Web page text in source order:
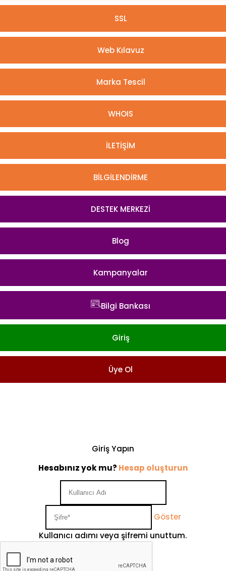
SSL
Web Kılavuz
Marka Tescil
WHOIS
İLETİŞİM
BİLGİLENDİRME
DESTEK MERKEZİ
Blog
Kampanyalar
Bilgi Bankası
Giriş
Üye Ol
Giriş Yapın
Hesabınız yok mu? Hesap oluşturun
Göster
Kullanıcı adımı veya şifremi unuttum.